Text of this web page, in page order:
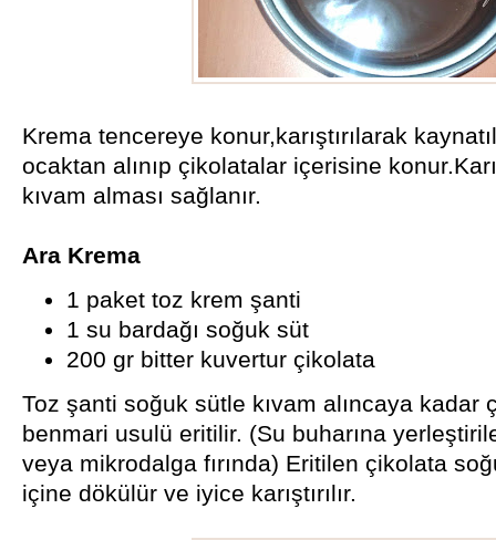
Krema tencereye konur,karıştırılarak
ocaktan alınıp çikolatalar içerisine
kıvam alması sağlanır.
Ara Krema
1 paket toz krem şanti
1 su bardağı soğuk süt
200 gr bitter kuvertur çikolata
Toz şanti soğuk sütle kıvam alıncaya kadar
benmari usulü eritilir. (Su buharına
veya mikrodalga fırında) Eritilen çikolata
içine dökülür ve iyice karıştırılır.